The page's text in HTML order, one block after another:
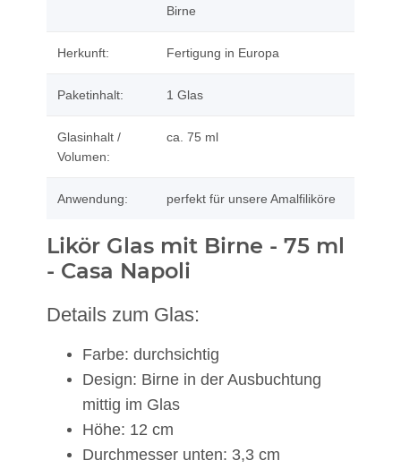
Birne
Herkunft: Fertigung in Europa
Paketinhalt: 1 Glas
Glasinhalt /
Volumen:
ca. 75 ml
Anwendung: perfekt für unsere Amalfiliköre
Likör Glas mit Birne - 75 ml
- Casa Napoli
Details zum Glas:
Farbe: durchsichtig
Design: Birne in der Ausbuchtung
mittig im Glas
Höhe: 12 cm
Durchmesser unten: 3,3 cm